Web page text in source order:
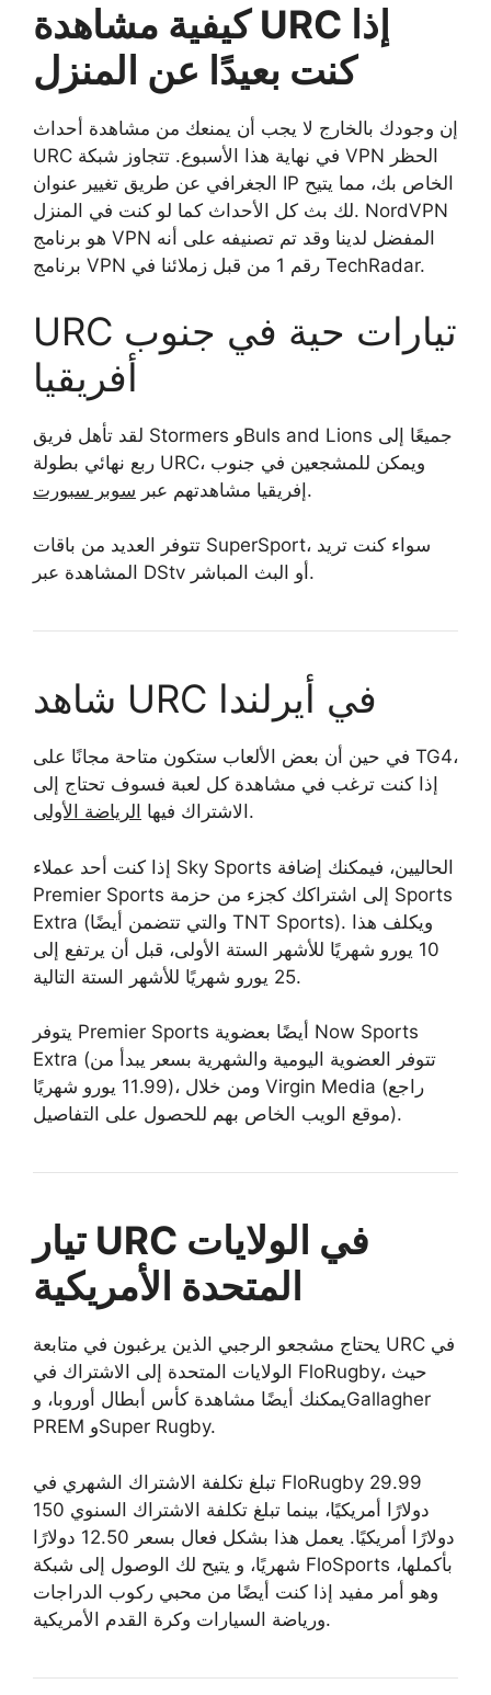
كيفية مشاهدة URC إذا
كنت بعيدًا عن المنزل
إن وجودك بالخارج لا يجب أن يمنعك من مشاهدة أحداث
URC في نهاية هذا الأسبوع. تتجاوز شبكة VPN الحظر
الجغرافي عن طريق تغيير عنوان IP الخاص بك، مما يتيح
لك بث كل الأحداث كما لو كنت في المنزل. NordVPN
هو برنامج VPN المفضل لدينا وقد تم تصنيفه على أنه
برنامج VPN رقم 1 من قبل زملائنا في TechRadar.
URC تيارات حية في جنوب
أفريقيا
لقد تأهل فريق Stormers وBuls and Lions جميعًا إلى
ربع نهائي بطولة URC، ويمكن للمشجعين في جنوب
إفريقيا مشاهدتهم عبر سوبر سبورت .
تتوفر العديد من باقات SuperSport، سواء كنت تريد
المشاهدة عبر DStv أو البث المباشر.
شاهد URC في أيرلندا
في حين أن بعض الألعاب ستكون متاحة مجانًا على TG4،
إذا كنت ترغب في مشاهدة كل لعبة فسوف تحتاج إلى
الاشتراك فيها الرياضة الأولى .
إذا كنت أحد عملاء Sky Sports الحاليين، فيمكنك إضافة
Premier Sports إلى اشتراكك كجزء من حزمة Sports
Extra (والتي تتضمن أيضًا TNT Sports). ويكلف هذا
10 يورو شهريًا للأشهر الستة الأولى، قبل أن يرتفع إلى
25 يورو شهريًا للأشهر الستة التالية.
يتوفر Premier Sports أيضًا بعضوية Now Sports
Extra (تتوفر العضوية اليومية والشهرية بسعر يبدأ من
11.99 يورو شهريًا)، ومن خلال Virgin Media (راجع
موقع الويب الخاص بهم للحصول على التفاصيل).
تيار URC في الولايات
المتحدة الأمريكية
يحتاج مشجعو الرجبي الذين يرغبون في متابعة URC في
الولايات المتحدة إلى الاشتراك في FloRugby، حيث
يمكنك أيضًا مشاهدة كأس أبطال أوروبا، وGallagher
PREM وSuper Rugby.
تبلغ تكلفة الاشتراك الشهري في FloRugby 29.99
دولارًا أمريكيًا، بينما تبلغ تكلفة الاشتراك السنوي 150
دولارًا أمريكيًا. يعمل هذا بشكل فعال بسعر 12.50 دولارًا
شهريًا، و يتيح لك الوصول إلى شبكة FloSports بأكملها،
وهو أمر مفيد إذا كنت أيضًا من محبي ركوب الدراجات
ورياضة السيارات وكرة القدم الأمريكية.